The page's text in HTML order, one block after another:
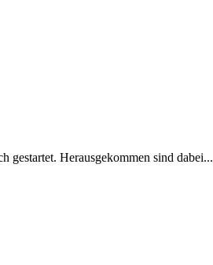
gestartet. Herausgekommen sind dabei...